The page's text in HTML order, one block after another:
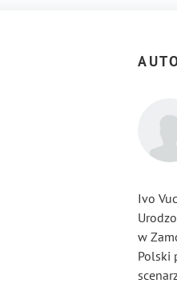
Ivo
w
Polski